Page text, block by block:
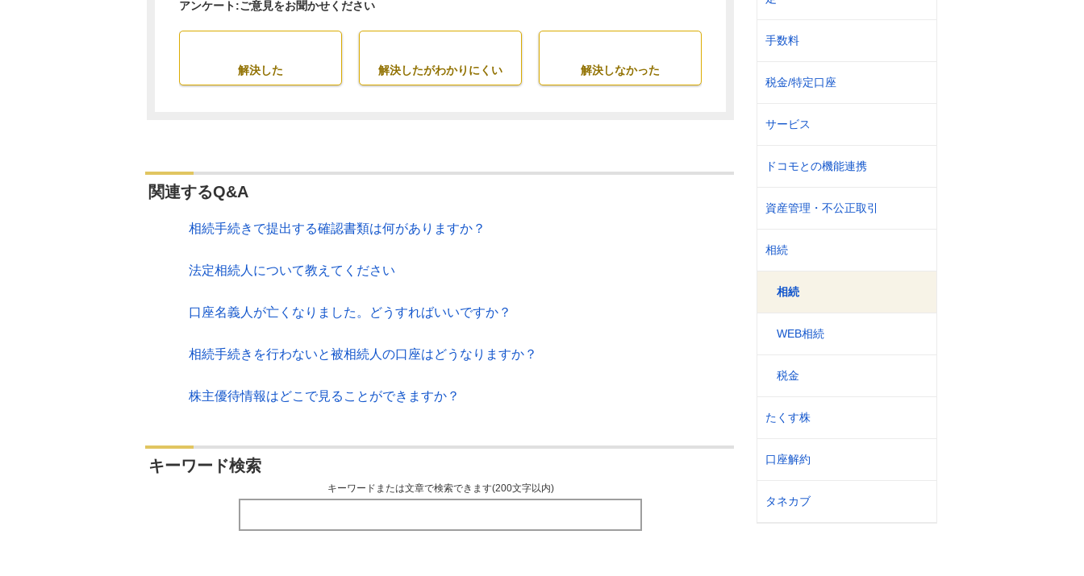
手数料
税金/特定口座
サービス
ドコモとの機能連携
資産管理・不公正取引
相続
相続
WEB相続
税金
たくす株
口座解約
タネカブ
アンケート:ご意見をお聞かせください
解決した 解決したがわかりにくい 解決しなかった
関連するQ&A
相続手続きで提出する確認書類は何がありますか？
法定相続人について教えてください
口座名義人が亡くなりました。どうすればいいですか？
相続手続きを行わないと被相続人の口座はどうなりますか？
株主優待情報はどこで見ることができますか？
キーワード検索
キーワードまたは文章で検索できます(200文字以内)